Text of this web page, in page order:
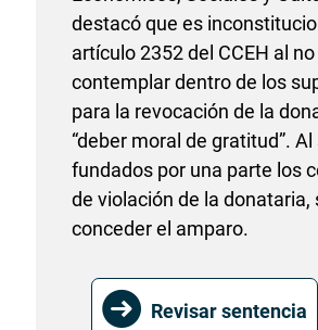
destacó que es
artículo 2352 del CCEH al no
contemplar dentro de los
para la revocación de la
“deber moral de gratitud”. Al
fundados por una parte los
de violación de la donataria,
conceder el amparo.
Revisar sentencia